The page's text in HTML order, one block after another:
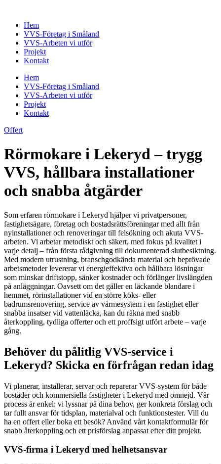
contentHem
VVS-Företag i Småland
VVS-Arbeten vi utför
Projekt
Kontakt
Hem
VVS-Företag i Småland
VVS-Arbeten vi utför
Projekt
Kontakt
Offert
Rörmokare i Lekeryd – trygg
VVS, hållbara installationer
och snabba åtgärder
Som erfaren rörmokare i Lekeryd hjälper vi privatpersoner,
fastighetsägare, företag och bostadsrättsföreningar med allt från
nyinstallationer och renoveringar till felsökning och akuta VVS-
arbeten. Vi arbetar metodiskt och säkert, med fokus på kvalitet i
varje detalj – från första rådgivning till dokumenterad slutbesiktning.
Med modern utrustning, branschgodkända material och beprövade
arbetsmetoder levererar vi energieffektiva och hållbara lösningar
som minskar driftstopp, sänker kostnader och förlänger livslängden
på anläggningar. Oavsett om det gäller en läckande blandare i
hemmet, rörinstallationer vid en större köks- eller
badrumsrenovering, service av värmesystem i en fastighet eller
snabba insatser vid vattenläcka, kan du räkna med snabb
återkoppling, tydliga offerter och ett proffsigt utfört arbete – varje
gång.
Behöver du pålitlig VVS-service i
Lekeryd? Skicka en förfrågan redan idag
Vi planerar, installerar, servar och reparerar VVS-system för både
bostäder och kommersiella fastigheter i Lekeryd med omnejd. Vår
process är enkel: vi lyssnar på dina behov, ger konkreta förslag och
tar fullt ansvar för tidsplan, materialval och funktionstester. Vill du
ha en offert eller boka ett besök? Använd vårt kontaktformulär för
snabb återkoppling och ett prisförslag anpassat efter ditt projekt.
VVS-firma i Lekeryd med helhetsansvar